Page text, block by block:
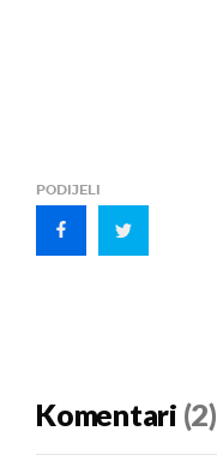
PODIJELI
Komentari (2)